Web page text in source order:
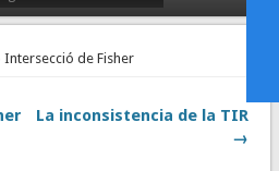
Intersecció de Fisher
La inconsistencia de la TIR
→